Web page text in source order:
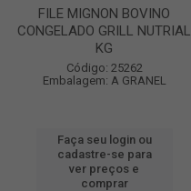
FILE MIGNON BOVINO
CONGELADO GRILL NUTRIAL
KG
Código: 25262
Embalagem: A GRANEL
Faça seu login ou
cadastre-se para
ver preços e
comprar